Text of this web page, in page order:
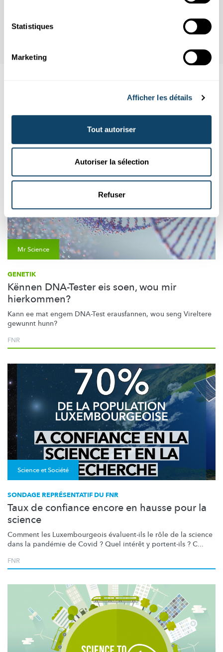
Statistiques
Marketing
Afficher les détails
Tout autoriser
Autoriser la sélection
Refuser
LUXEMBURG WELTRAUM SPACE MINING
Mr Science
GENETIK
Kënnen DNA-Tester eis soen, wou mir
hierkommen?
Kann ee mat engem DNA-Test erausfannen, wou seng Vireltere
gewunnt hunn?
FNR
Science et Société
SONDAGE REPRÉSENTATIF DU FNR
Taux de confiance encore en hausse pour la
science
Comment les Luxembourgeois évaluent-ils le rôle de la science
dans la pandémie de Covid ? Quel intérêt y portent-ils ? C...
FNR